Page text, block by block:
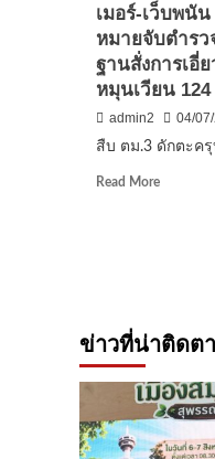
เมอร์-เว็บพนั
หมายจับตำรว
ฐานสั่งการเอี่
หมุนเวียน
admin2
04/
สืบ ตม.3 ดักตะครุ
Read MoreRead
พ่อ
แกม
เม
อร์-
เว็บ
ข่าวที่น่าติดต